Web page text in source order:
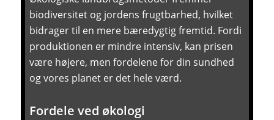
biodiversitet og jordens frugtbarhed, hvilket
bidrager til en mere bæredygtig fremtid. Fordi
produktionen er mindre intensiv, kan prisen
være højere, men fordelene for din sundhed
og vores planet er det hele værd.
Fordele ved økologi